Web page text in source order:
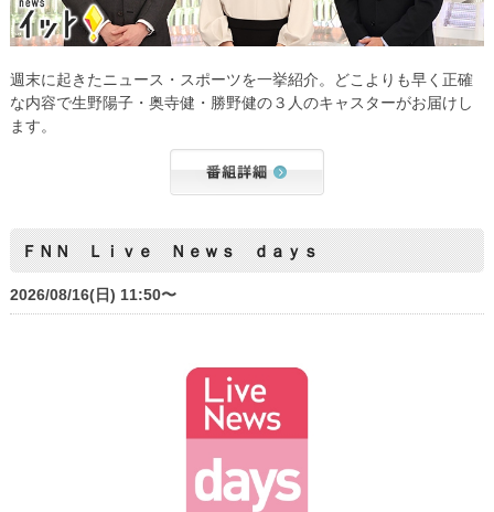
週末に起きたニュース・スポーツを一挙紹介。どこよりも早く正確
な内容で生野陽子・奥寺健・勝野健の３人のキャスターがお届けし
ます。
ＦＮＮ Ｌｉｖｅ Ｎｅｗｓ ｄａｙｓ
2026/08/16(日) 11:50〜